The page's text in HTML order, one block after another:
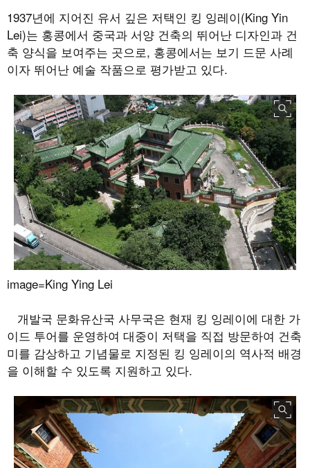
1937년에 지어진 유서 깊은 저택인 킹 잉레이(King Yin
Lei)는 홍콩에서 중국과 서양 건축의 뛰어난 디자인과 건
축 양식을 보여주는 곳으로, 홍콩에서는 보기 드문 사례
이자 뛰어난 예술 작품으로 평가받고 있다.
image=King Ying Lei
개발국 문화유산국 사무국은 현재 킹 잉레이에 대한 가
이드 투어를 운영하여 대중이 저택을 직접 방문하여 건축
미를 감상하고 기념물로 지정된 킹 잉레이의 역사적 배경
을 이해할 수 있도록 지원하고 있다.